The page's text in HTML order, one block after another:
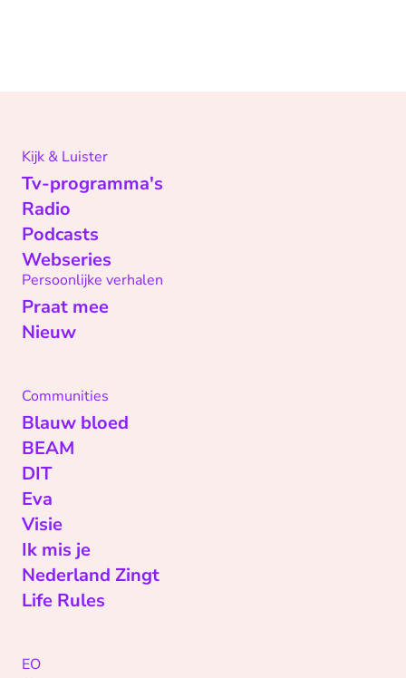
Kijk & Luister
Tv-programma's
Radio
Podcasts
Webseries
Persoonlijke verhalen
Praat mee
Nieuw
Communities
Blauw bloed
BEAM
DIT
Eva
Visie
Ik mis je
Nederland Zingt
Life Rules
EO